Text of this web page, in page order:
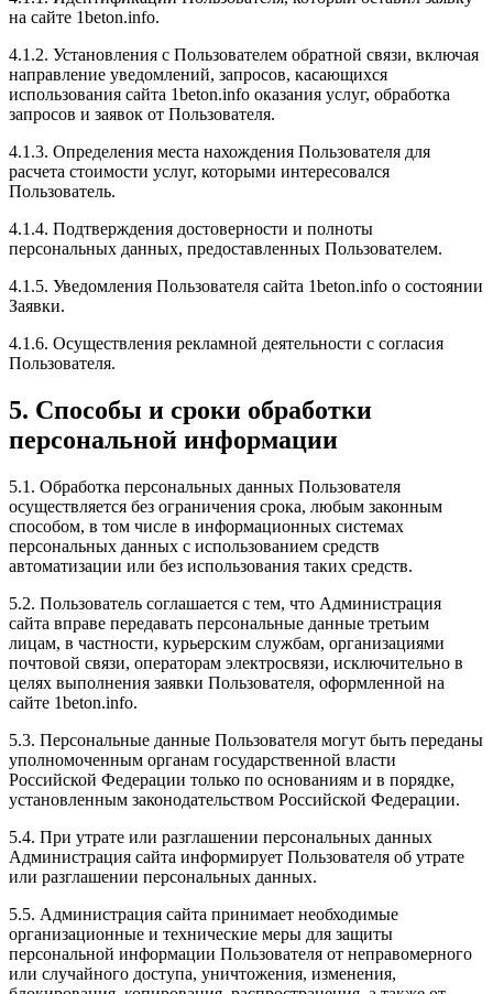
на сайте 1beton.info.
4.1.2. Установления с Пользователем обратной связи, включая
направление уведомлений, запросов, касающихся
использования сайта 1beton.info оказания услуг, обработка
запросов и заявок от Пользователя.
4.1.3. Определения места нахождения Пользователя для
расчета стоимости услуг, которыми интересовался
Пользователь.
4.1.4. Подтверждения достоверности и полноты
персональных данных, предоставленных Пользователем.
4.1.5. Уведомления Пользователя сайта 1beton.info о состоянии
Заявки.
4.1.6. Осуществления рекламной деятельности с согласия
Пользователя.
5. Способы и сроки обработки
персональной информации
5.1. Обработка персональных данных Пользователя
осуществляется без ограничения срока, любым законным
способом, в том числе в информационных системах
персональных данных с использованием средств
автоматизации или без использования таких средств.
5.2. Пользователь соглашается с тем, что Администрация
сайта вправе передавать персональные данные третьим
лицам, в частности, курьерским службам, организациями
почтовой связи, операторам электросвязи, исключительно в
целях выполнения заявки Пользователя, оформленной на
сайте 1beton.info.
5.3. Персональные данные Пользователя могут быть переданы
уполномоченным органам государственной власти
Российской Федерации только по основаниям и в порядке,
установленным законодательством Российской Федерации.
5.4. При утрате или разглашении персональных данных
Администрация сайта информирует Пользователя об утрате
или разглашении персональных данных.
5.5. Администрация сайта принимает необходимые
организационные и технические меры для защиты
персональной информации Пользователя от неправомерного
или случайного доступа, уничтожения, изменения,